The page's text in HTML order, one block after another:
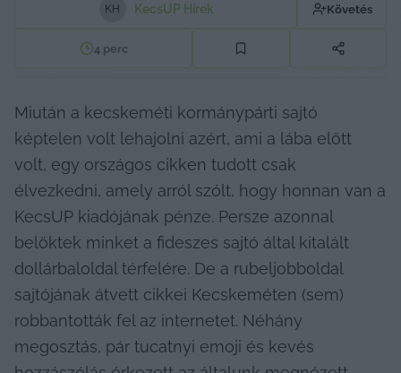
K H KecsUP Hírek Követés
4 perc
Miután a kecskeméti kormánypárti sajtó
képtelen volt lehajolni azért, ami a lába előtt
volt, egy országos cikken tudott csak
élvezkedni, amely arról szólt, hogy honnan van a
KecsUP kiadójának pénze. Persze azonnal
belöktek minket a fideszes sajtó által kitalált
dollárbaloldal térfelére. De a rubeljobboldal
sajtójának átvett cikkei Kecskeméten (sem)
robbantották fel az internetet. Néhány
megosztás, pár tucatnyi emoji és kevés